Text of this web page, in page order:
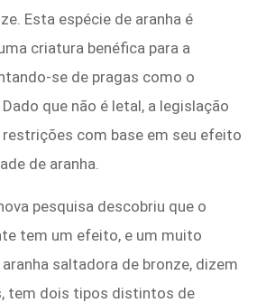
Esta espécie de aranha é
criatura benéfica para a
se de pragas como o
que não é letal, a legislação
com base em seu efeito
de aranha.
pesquisa descobriu que o
tem um efeito, e um muito
saltadora de bronze, dizem
tem dois tipos distintos de